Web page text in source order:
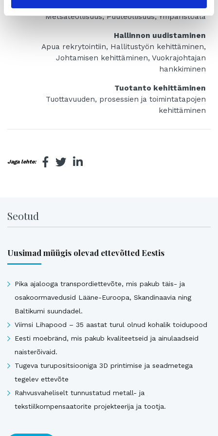
Metsäteollisuus, Puuteollisuus, Ympäristöala
Hallinnon uudistaminen
Apua rekrytointiin, Hallitustyön kehittäminen,
Johtamisen kehittäminen, Vuokrajohtajan
hankkiminen
Tuotanto kehittäminen
Tuottavuuden, prosessien ja toimintatapojen
kehittäminen
Jaga lehte:
Seotud
Uusimad müügis olevad ettevõtted Eestis
Pika ajalooga transpordiettevõte, mis pakub täis- ja
osakoormavedusid Lääne-Euroopa, Skandinaavia ning
Baltikumi suundadel.
Viimsi Lihapood – 35 aastat turul olnud kohalik toidupood
Eesti moebränd, mis pakub kvaliteetseid ja ainulaadseid
naisterõivaid.
Tugeva turupositsiooniga 3D printimise ja seadmetega
tegelev ettevõte
Rahvusvaheliselt tunnustatud metall- ja
tekstiilkompensaatorite projekteerija ja tootja.